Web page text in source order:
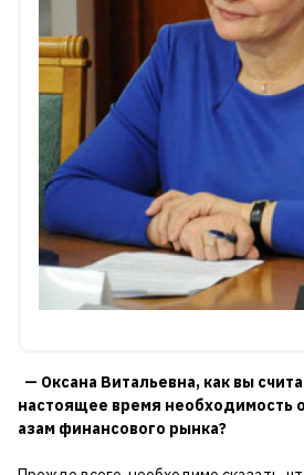
— Оксана Витальевна, как вы
настоящее время необходимость
азам финансового рынка?